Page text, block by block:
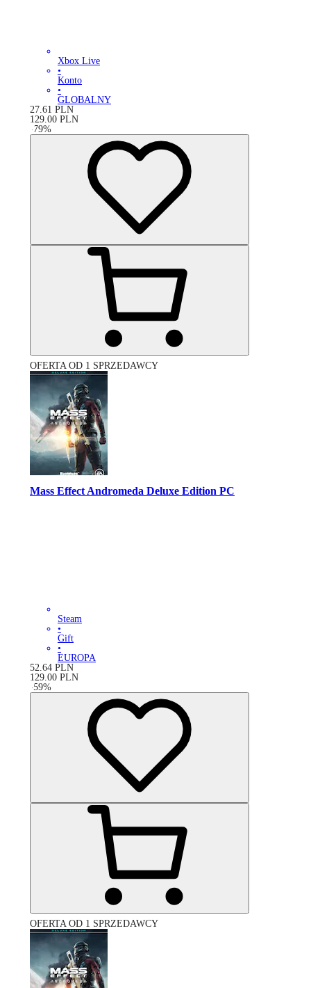
Xbox Live
•
Konto
•
GLOBALNY
27.61 PLN
129.00 PLN
-79%
OFERTA OD 1 SPRZEDAWCY
Mass Effect Andromeda Deluxe Edition PC
Steam
•
Gift
•
EUROPA
52.64 PLN
129.00 PLN
-59%
OFERTA OD 1 SPRZEDAWCY